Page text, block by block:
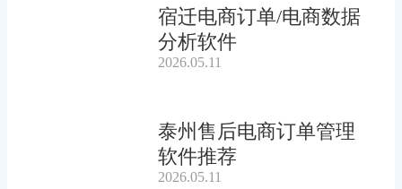
宿迁电商订单/电商数据
分析软件
2026.05.11
泰州售后电商订单管理
软件推荐
2026.05.11